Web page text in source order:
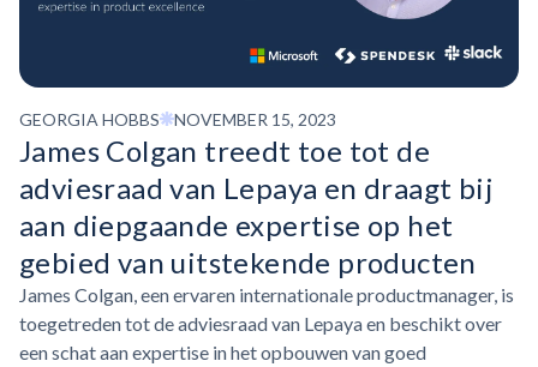
GEORGIA HOBBS NOVEMBER 15, 2023
James Colgan treedt toe tot de
adviesraad van Lepaya en draagt bij
aan diepgaande expertise op het
gebied van uitstekende producten
James Colgan, een ervaren internationale productmanager, is
toegetreden tot de adviesraad van Lepaya en beschikt over
een schat aan expertise in het opbouwen van goed